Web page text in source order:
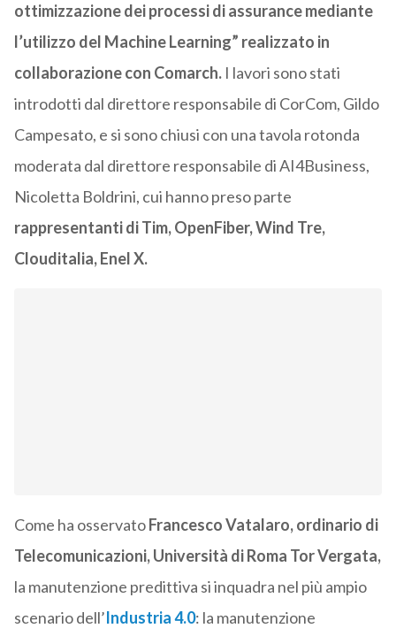
ottimizzazione dei processi di assurance mediante
l’utilizzo del Machine Learning” realizzato in
collaborazione con Comarch.I lavori sono stati
introdotti dal direttore responsabile di CorCom, Gildo
Campesato, e si sono chiusi con una tavola rotonda
moderata dal direttore responsabile di AI4Business,
Nicoletta Boldrini, cui hanno preso parte
rappresentanti di Tim, OpenFiber, Wind Tre,
Clouditalia, Enel X.
Come ha osservatoFrancesco Vatalaro, ordinario di
Telecomunicazioni, Università di Roma Tor Vergata,
la manutenzione predittiva si inquadra nel più ampio
scenario dell’Industria 4.0: la manutenzione